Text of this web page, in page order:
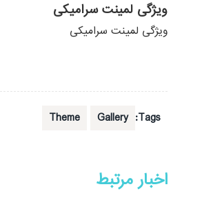
ویژگی لمینت سرامیکی
ویژگی لمینت سرامیکی
Tags:
Gallery
Theme
اخبار مرتبط